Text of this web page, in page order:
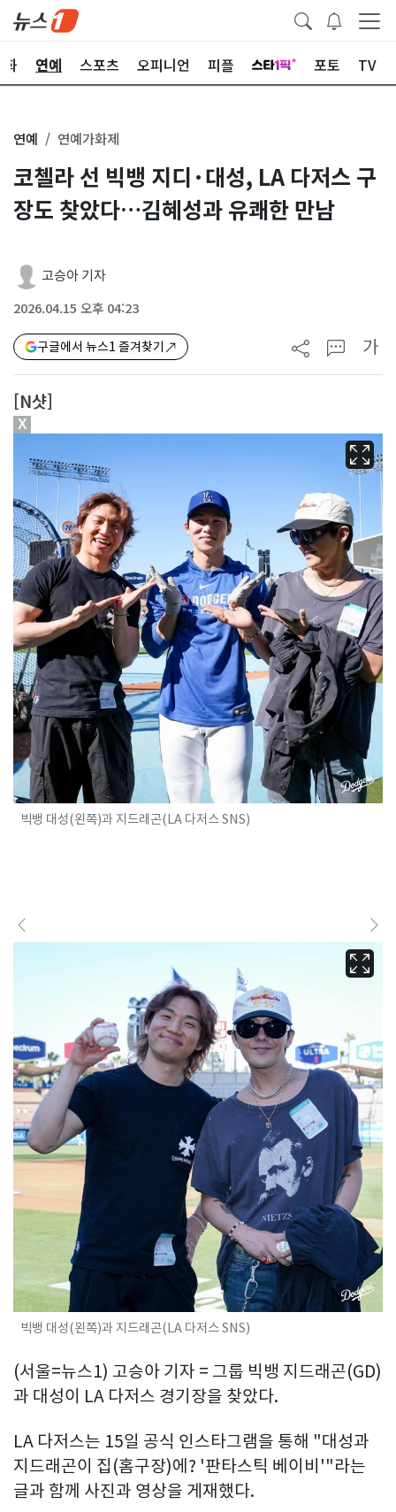
화 연예 스포츠 오피니언 피플 포토 TV
연예 연예가화제
코첼라 선 빅뱅 지디·대성, LA 다저스 구
장도 찾았다…김혜성과 유쾌한 만남
고승아 기자
2026.04.15 오후 04:23
구글에서 뉴스1 즐겨찾기 가
[N샷]
빅뱅 대성(왼쪽)과 지드래곤(LA 다저스 SNS)
빅뱅 대성(왼쪽)과 지드래곤(LA 다저스 SNS)
(서울=뉴스1) 고승아 기자 = 그룹 빅뱅 지드래곤(GD)
과 대성이 LA 다저스 경기장을 찾았다.
LA 다저스는 15일 공식 인스타그램을 통해 "대성과
지드래곤이 집(홈구장)에? '판타스틱 베이비'"라는
글과 함께 사진과 영상을 게재했다.
X